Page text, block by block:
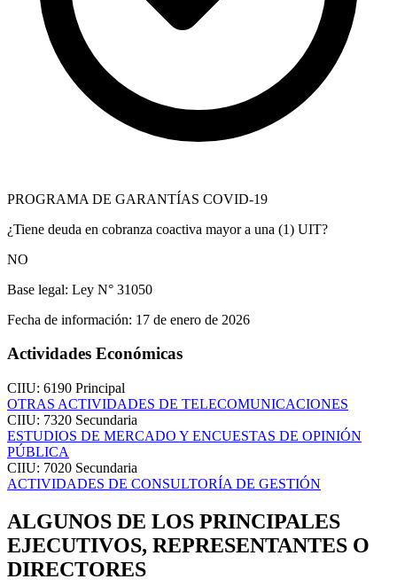
PROGRAMA DE GARANTÍAS COVID-19
¿Tiene deuda en cobranza coactiva mayor a una (1) UIT?
NO
Base legal: Ley N° 31050
Fecha de información: 17 de enero de 2026
Actividades Económicas
CIIU: 6190 Principal
OTRAS ACTIVIDADES DE TELECOMUNICACIONES
CIIU: 7320 Secundaria
ESTUDIOS DE MERCADO Y ENCUESTAS DE OPINIÓN
PÚBLICA
CIIU: 7020 Secundaria
ACTIVIDADES DE CONSULTORÍA DE GESTIÓN
ALGUNOS DE LOS PRINCIPALES
EJECUTIVOS, REPRESENTANTES O
DIRECTORES